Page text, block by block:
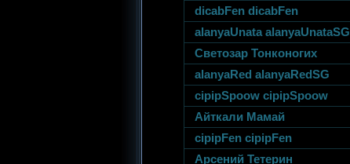
dicabFen dicabFen
alanyaUnata alanyaUnataSG
Светозар Тонконогих
alanyaRed alanyaRedSG
cipipSpoow cipipSpoow
Айткали Мамай
cipipFen cipipFen
Арсений Тетерин